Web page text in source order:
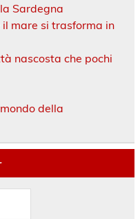
Sardegna
mare si trasforma in
nascosta che pochi
della